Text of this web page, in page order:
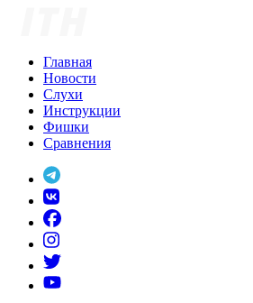
Главная
Новости
Слухи
Инструкции
Фишки
Сравнения